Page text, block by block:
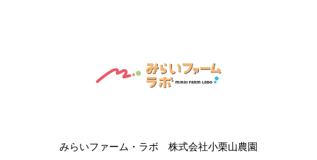
みらいファーム・ラボ 株式会社小栗山農園